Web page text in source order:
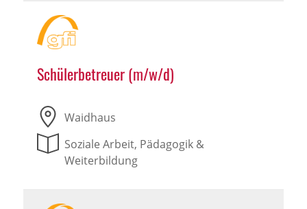
Schülerbetreuer (m/w/d)
Waidhaus
Soziale Arbeit, Pädagogik &
Weiterbildung